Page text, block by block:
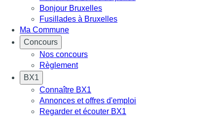
Bonjour Bruxelles
Fusillades à Bruxelles
Ma Commune
Concours
Nos concours
Règlement
BX1
Connaître BX1
Annonces et offres d'emploi
Regarder et écouter BX1